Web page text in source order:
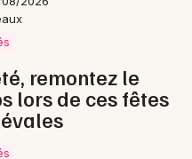
remontez le
lors de ces fêtes